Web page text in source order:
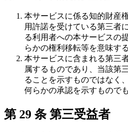
本サービスに係る知的財産
用許諾を受けている第三者
る利用者への本サービスの
らかの権利移転等を意味す
本サービスに含まれる第三
属するものであり、当該第
ることを示すものではなく
何らかの承認を示すもので
第 29 条 第三受益者